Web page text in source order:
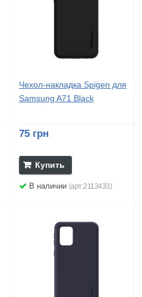
Чехол-накладка Spigen для
Samsung A71 Black
75 грн
Купить
В наличии (арт:2113433)